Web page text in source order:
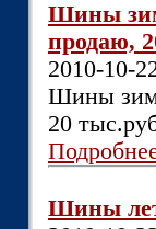
Шины
продаю,
2010-10-
Шины
20
Шины